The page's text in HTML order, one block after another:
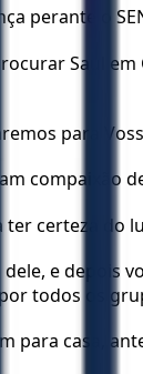
perante o
Saul
para
compaixão
ter certeza
dele, e depois
todos os
para casa,